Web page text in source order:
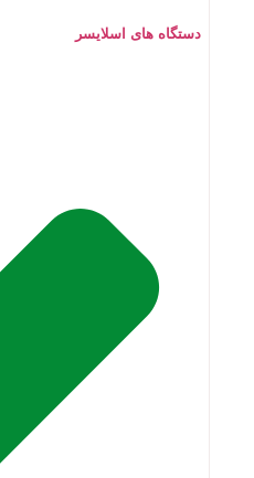
دستگاه های اسلایسر